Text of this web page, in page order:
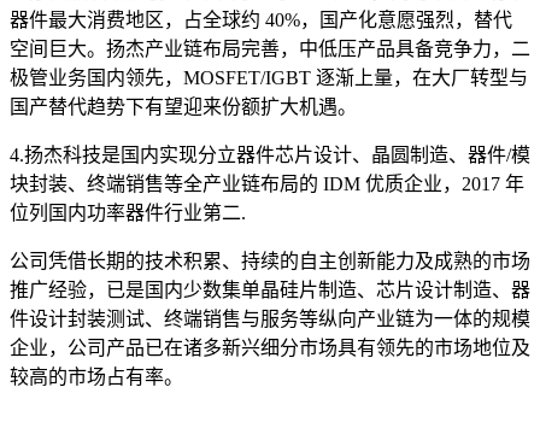
器件最大消费地区，占全球约 40%，国产化意愿强烈，替代
空间巨大。扬杰产业链布局完善，中低压产品具备竞争力，二
极管业务国内领先，MOSFET/IGBT 逐渐上量，在大厂转型与
国产替代趋势下有望迎来份额扩大机遇。
4.扬杰科技是国内实现分立器件芯片设计、晶圆制造、器件/模
块封装、终端销售等全产业链布局的 IDM 优质企业，2017 年
位列国内功率器件行业第二.
公司凭借长期的技术积累、持续的自主创新能力及成熟的市场
推广经验，已是国内少数集单晶硅片制造、芯片设计制造、器
件设计封装测试、终端销售与服务等纵向产业链为一体的规模
企业，公司产品已在诸多新兴细分市场具有领先的市场地位及
较高的市场占有率。